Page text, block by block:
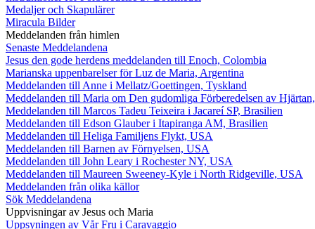
Medaljer och Skapulärer
Miracula Bilder
Meddelanden från himlen
Senaste Meddelandena
Jesus den gode herdens meddelanden till Enoch, Colombia
Marianska uppenbarelser för Luz de Maria, Argentina
Meddelanden till Anne i Mellatz/Goettingen, Tyskland
Meddelanden till Maria om Den gudomliga Förberedelsen av
Meddelanden till Marcos Tadeu Teixeira i Jacareí SP, Brasilien
Meddelanden till Edson Glauber i Itapiranga AM, Brasilien
Meddelanden till Heliga Familjens Flykt, USA
Meddelanden till Barnen av Förnyelsen, USA
Meddelanden till John Leary i Rochester NY, USA
Meddelanden till Maureen Sweeney-Kyle i North Ridgeville, USA
Meddelanden från olika källor
Sök Meddelandena
Uppvisningar av Jesus och Maria
Uppsyningen av Vår Fru i Caravaggio